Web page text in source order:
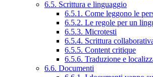
6.5. Scrittura e linguaggio
6.5.1. Come leggono le
6.5.2. Le regole per un
6.5.3. Microtesti
6.5.4. Scrittura
6.5.5. Content critique
6.5.6. Traduzione e
6.6. Documenti